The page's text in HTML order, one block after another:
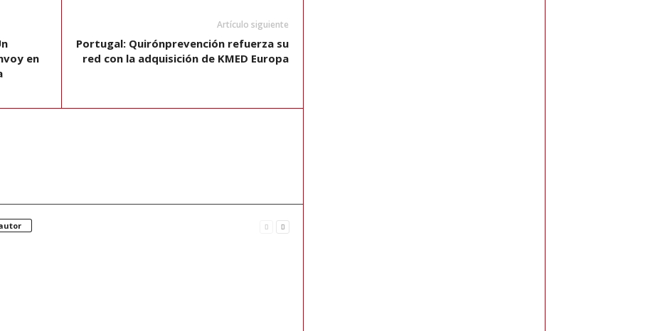
en
Artículo siguiente
Portugal: Quirónprevención refuerza su
red con la adquisición de KMED Europa